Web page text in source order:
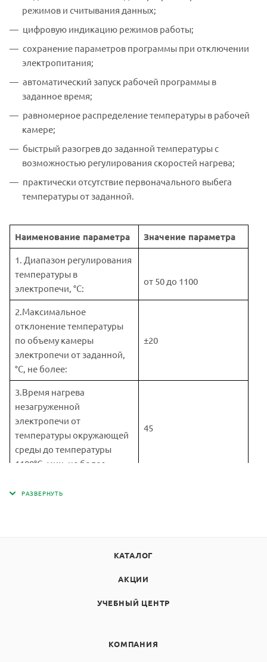
режимов и считывания данных;
цифровую индикацию режимов работы;
сохранение параметров программы при отключении
электропитания;
автоматический запуск рабочей программы в
заданное время;
равномерное распределение температуры в рабочей
камере;
быстрый разогрев до заданной температуры с
возможностью регулирования скоростей нагрева;
практически отсутствие первоначального выбега
температуры от заданной.
Наименование параметра Значение параметра
1. Диапазон регулирования
температуры в
электропечи, °С:
от 50 до 1100
2.Максимальное
отклонение температуры
по объему камеры
электропечи от заданной,
°C, не более:
±20
3.Время нагрева
незагруженной
электропечи от
температуры окружающей
среды до температуры
1100°С, мин, не более
45
8 Напряжение питающей
КАТАЛОГ
АКЦИИ
УЧЕБНЫЙ ЦЕНТР
КОМПАНИЯ